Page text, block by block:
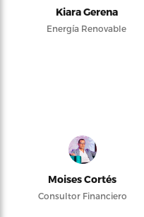
Kiara Gerena
Energía Renovable
Moises Cortés
Consultor Financiero